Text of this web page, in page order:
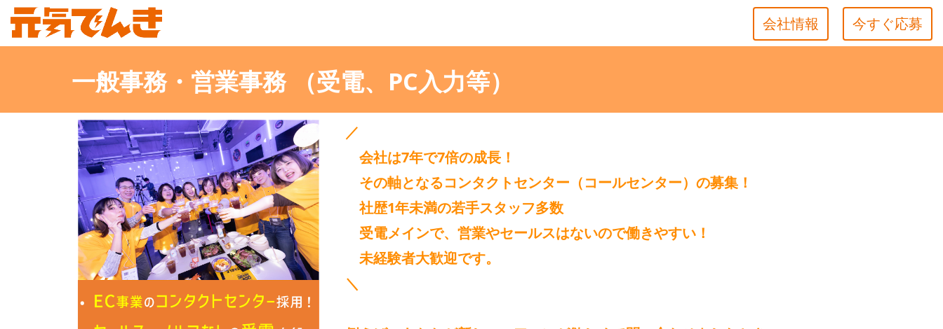
今すぐ応募
会社情報
一般事務・営業事務 （受電、PC入力等）
／
会社は7年で7倍の成長！
その軸となるコンタクトセンター（コールセンター）の募集！
社歴1年未満の若手スタッフ多数
受電メインで、営業やセールスはないので働きやすい！
未経験者大歓迎です。
＼